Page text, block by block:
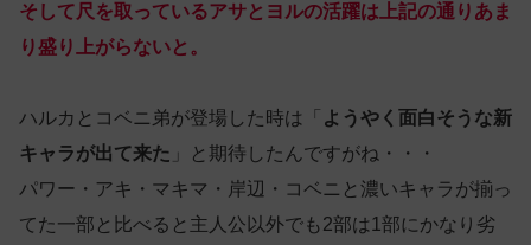
そして尺を取っているアサとヨルの活躍は上記の通りあま
り盛り上がらないと。
ハルカとコベニ弟が登場した時は「 ようやく面白そうな新
キャラが出て来た 」と期待したんですがね・・・
パワー・アキ・マキマ・岸辺・コベニと濃いキャラが揃っ
てた一部と比べると主人公以外でも2部は1部にかなり劣